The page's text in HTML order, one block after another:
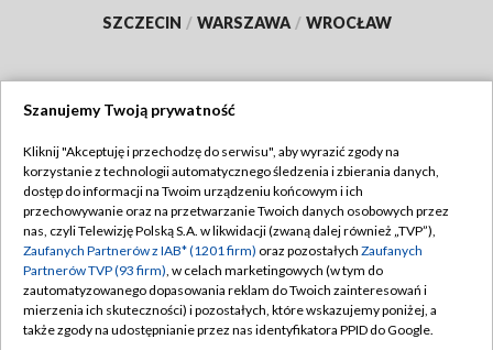
SZCZECIN / WARSZAWA / WROCŁAW
TVP
Abonament TVP
Emisja w TVP
Centrum informacji TVP
Naziemna Telewizja Cyfrowa
Regulamin TVP
Polityka prywatności
Moje zgody
Pomoc
Szanujemy Twoją prywatność
Kliknij "Akceptuję i przechodzę do serwisu", aby wyrazić zgody na
korzystanie z technologii automatycznego śledzenia i zbierania danych,
dostęp do informacji na Twoim urządzeniu końcowym i ich
przechowywanie oraz na przetwarzanie Twoich danych osobowych przez
nas, czyli Telewizję Polską S.A. w likwidacji (zwaną dalej również „TVP”),
Zaufanych Partnerów z IAB* (1201 firm) oraz pozostałych Zaufanych
Partnerów TVP (93 firm), w celach marketingowych (w tym do
zautomatyzowanego dopasowania reklam do Twoich zainteresowań i
mierzenia ich skuteczności) i pozostałych, które wskazujemy poniżej, a
także zgody na udostępnianie przez nas identyfikatora PPID do Google.